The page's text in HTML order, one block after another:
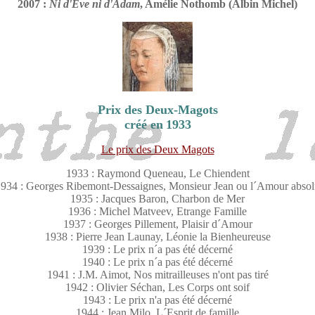
2007 : Ni d'Eve ni d'Adam, Amélie Nothomb (Albin Michel)
Prix des Deux-Magots
créé en 1933
Le prix des Deux Magots
1933 : Raymond Queneau, Le Chiendent
: Georges Ribemont-Dessaignes, Monsieur Jean ou l´Amour
1935 : Jacques Baron, Charbon de Mer
1936 : Michel Matveev, Etrange Famille
1937 : Georges Pillement, Plaisir d´Amour
1938 : Pierre Jean Launay, Léonie la Bienheureuse
1939 : Le prix n´a pas été décerné
1940 : Le prix n´a pas été décerné
1941 : J.M. Aimot, Nos mitrailleuses n'ont pas tiré
1942 : Olivier Séchan, Les Corps ont soif
1943 : Le prix n'a pas été décerné
1944 : Jean Milo, L´Esprit de famille